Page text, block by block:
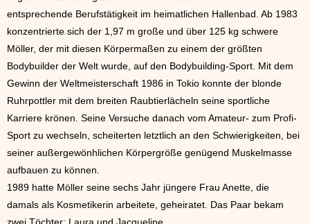
entsprechende Berufstätigkeit im heimatlichen Hallenbad. Ab 1983
konzentrierte sich der 1,97 m große und über 125 kg schwere
Möller, der mit diesen Körpermaßen zu einem der größten
Bodybuilder der Welt wurde, auf den Bodybuilding-Sport. Mit dem
Gewinn der Weltmeisterschaft 1986 in Tokio konnte der blonde
Ruhrpottler mit dem breiten Raubtierlächeln seine sportliche
Karriere krönen. Seine Versuche danach vom Amateur- zum Profi-
Sport zu wechseln, scheiterten letztlich an den Schwierigkeiten, bei
seiner außergewönhlichen Körpergröße genügend Muskelmasse
aufbauen zu können.
1989 hatte Möller seine sechs Jahr jüngere Frau Anette, die
damals als Kosmetikerin arbeitete, geheiratet. Das Paar bekam